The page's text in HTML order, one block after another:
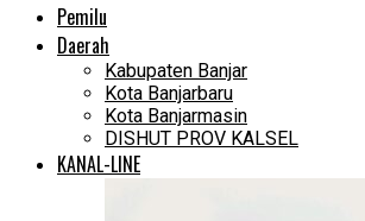
Pemilu
Daerah
Kabupaten Banjar
Kota Banjarbaru
Kota Banjarmasin
DISHUT PROV KALSEL
KANAL-LINE